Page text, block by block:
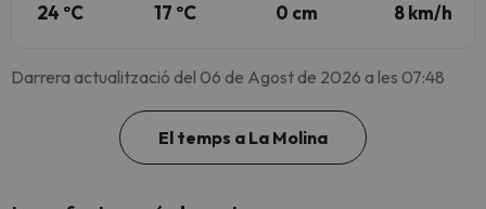
24 ºC 17 ºC 0 cm 8 km/h
Darrera actualització del 06 de Agost de 2026 a les 07:48
El temps a La Molina